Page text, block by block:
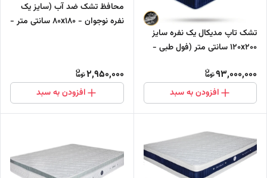
تشک تاپ مدیکال یک نفره سایز
120x200 سانتی متر (فول طبی -
93,000,000
افزودن به سبد
محافظ تشک ضد آب (سایز یک
نفره نوجوان - 80x180 سانتی متر -
2,950,000
افزودن به سبد